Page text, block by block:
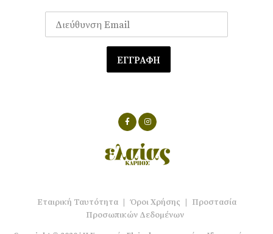
Εταιρική Ταυτότητα Όροι Χρήσης
Προστασία
Προσωπικών Δεδομένων